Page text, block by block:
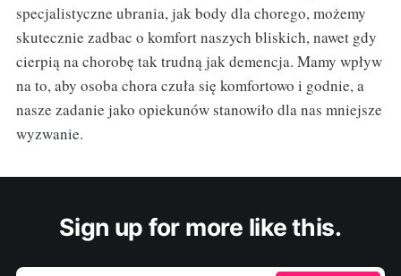
specjalistyczne ubrania, jak body dla chorego, możemy
skutecznie zadbac o komfort naszych bliskich, nawet gdy
cierpią na chorobę tak trudną jak demencja. Mamy wpływ
na to, aby osoba chora czuła się komfortowo i godnie, a
nasze zadanie jako opiekunów stanowiło dla nas mniejsze
wyzwanie.
Sign up for more like this.